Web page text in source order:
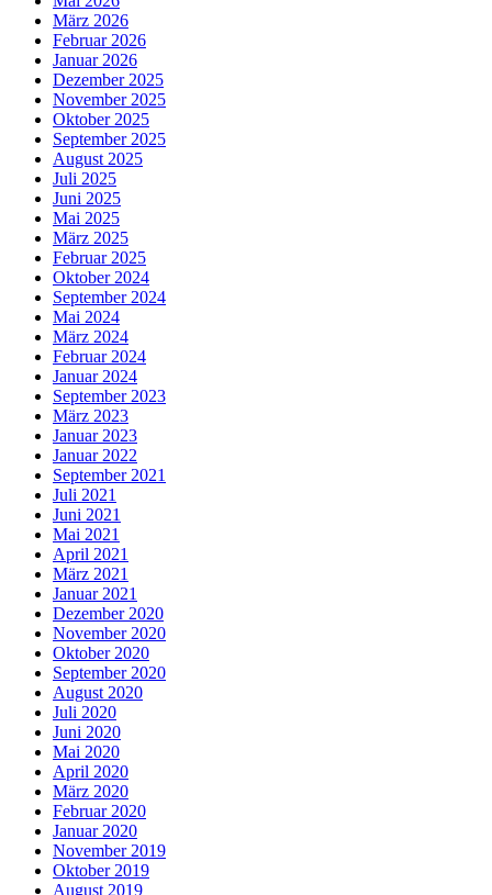
März 2026
Februar 2026
Januar 2026
Dezember 2025
November 2025
Oktober 2025
September 2025
August 2025
Juli 2025
Juni 2025
Mai 2025
März 2025
Februar 2025
Oktober 2024
September 2024
Mai 2024
März 2024
Februar 2024
Januar 2024
September 2023
März 2023
Januar 2023
Januar 2022
September 2021
Juli 2021
Juni 2021
Mai 2021
April 2021
März 2021
Januar 2021
Dezember 2020
November 2020
Oktober 2020
September 2020
August 2020
Juli 2020
Juni 2020
Mai 2020
April 2020
März 2020
Februar 2020
Januar 2020
November 2019
Oktober 2019
August 2019